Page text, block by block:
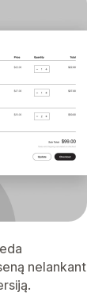
nelankant